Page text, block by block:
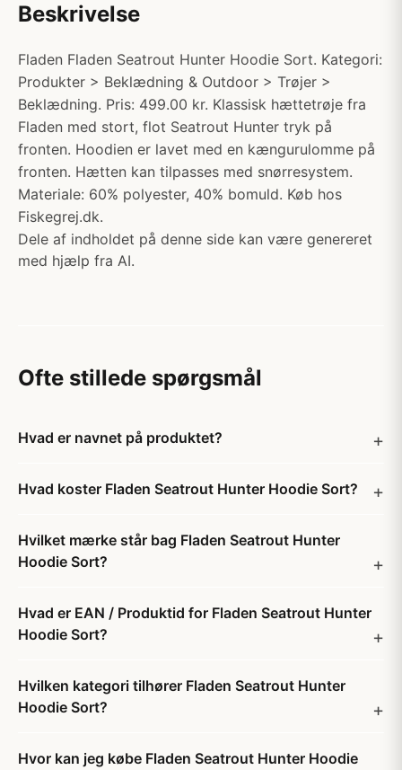
Beskrivelse
Fladen Fladen Seatrout Hunter Hoodie Sort. Kategori:
Produkter > Beklædning & Outdoor > Trøjer >
Beklædning. Pris: 499.00 kr. Klassisk hættetrøje fra
Fladen med stort, flot Seatrout Hunter tryk på
fronten. Hoodien er lavet med en kængurulomme på
fronten. Hætten kan tilpasses med snørresystem.
Materiale: 60% polyester, 40% bomuld. Køb hos
Fiskegrej.dk.
Dele af indholdet på denne side kan være genereret
med hjælp fra AI.
Ofte stillede spørgsmål
Hvad er navnet på produktet?
Hvad koster Fladen Seatrout Hunter Hoodie Sort?
Hvilket mærke står bag Fladen Seatrout Hunter
Hoodie Sort?
Hvad er EAN / Produktid for Fladen Seatrout Hunter
Hoodie Sort?
Hvilken kategori tilhører Fladen Seatrout Hunter
Hoodie Sort?
Hvor kan jeg købe Fladen Seatrout Hunter Hoodie